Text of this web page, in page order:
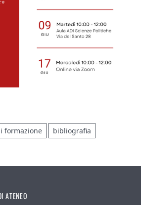
formazione bibliografia
ATENEO